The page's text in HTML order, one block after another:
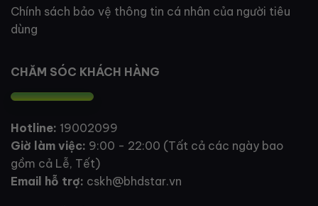
Chính sách bảo vệ thông tin cá nhân của người tiêu
dùng
CHĂM SÓC KHÁCH HÀNG
Hotline: 19002099
Giờ làm việc: 9:00 - 22:00 (Tất cả các ngày bao
gồm cả Lễ, Tết)
Email hỗ trợ: cskh@bhdstar.vn